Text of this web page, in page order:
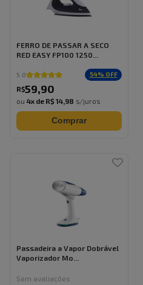
FERRO DE PASSAR A SECO
RED EASY FP100 1250...
5.0 54% OFF
R$59,90
ou 4x de R$ 14,98 s/juros
Comprar
Passadeira a Vapor Dobrável
Vaporizador Mo...
Sem avaliações